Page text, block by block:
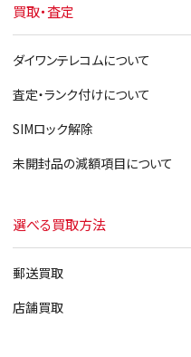
買取・査定
ダイワンテレコムについて
査定・ランク付けについて
SIMロック解除
未開封品の減額項目について
選べる買取方法
郵送買取
店舗買取